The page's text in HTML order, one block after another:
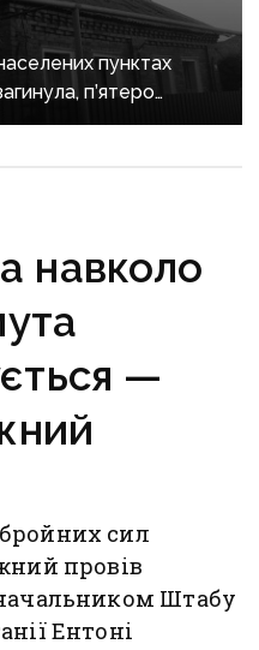
пунктах
п’ятеро
навколо
—
сил
провів
Штабу
Ентоні